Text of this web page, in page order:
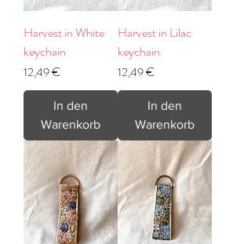
Harvest in White
keychain
Preis
12,49 €
In den
Warenkorb
Harvest in Lilac
keychain
Preis
12,49 €
In den
Warenkorb